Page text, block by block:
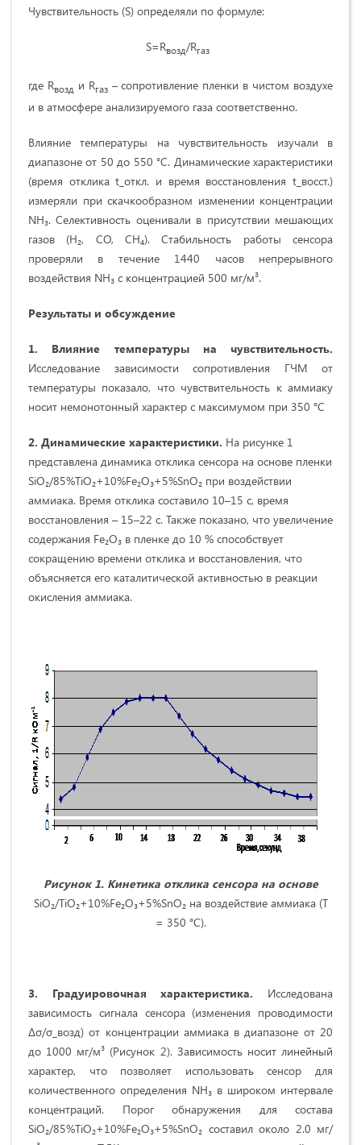
Чувствительность (S) определяли по формуле:
S=Rвозд/Rгаз
где Rвозд ​ и Rгаз​ – сопротивление пленки в чистом воздухе
и в атмосфере анализируемого газа соответственно.
Влияние температуры на чувствительность изучали в
диапазоне от 50 до 550 °C. Динамические характеристики
(время отклика t_откл. и время восстановления t_восст.)
измеряли при скачкообразном изменении концентрации
NH₃. Селективность оценивали в присутствии мешающих
газов (H₂, CO, CH₄). Стабильность работы сенсора
проверяли в течение 1440 часов непрерывного
воздействия NH₃ с концентрацией 500 мг/м³.
Результаты и обсуждение
1. Влияние температуры на чувствительность.
Исследование зависимости сопротивления ГЧМ от
температуры показало, что чувствительность к аммиаку
носит немонотонный характер с максимумом при 350 °C
2. Динамические характеристики. На рисунке 1
представлена динамика отклика сенсора на основе пленки
SiО₂/85%TiO₂+10%Fe₂O₃+5%SnO₂ при воздействии
аммиака. Время отклика составило 10–15 с, время
восстановления – 15–22 с. Также показано, что увеличение
содержания Fe₂O₃ в пленке до 10 % способствует
сокращению времени отклика и восстановления, что
объясняется его каталитической активностью в реакции
окисления аммиака.
Рисунок 1. Кинетика отклика сенсора на основе
SiО₂/TiO₂+10%Fe₂O₃+5%SnO₂ на воздействие аммиака (Т
= 350 °C).
3. Градуировочная характеристика. Исследована
зависимость сигнала сенсора (изменения проводимости
Δσ/σ_возд) от концентрации аммиака в диапазоне от 20
до 1000 мг/м³ (Рисунок 2). Зависимость носит линейный
характер, что позволяет использовать сенсор для
количественного определения NH₃ в широком интервале
концентраций. Порог обнаружения для состава
SiО₂/85%TiO₂+10%Fe₂O₃+5%SnO₂ составил около 2.0 мг/